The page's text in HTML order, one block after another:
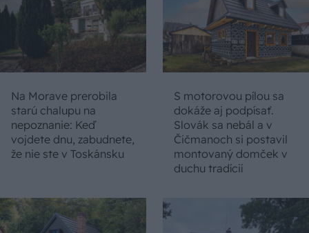
Na Morave prerobila
starú chalupu na
nepoznanie: Keď
vojdete dnu, zabudnete,
že nie ste v Toskánsku
S motorovou pílou sa
dokáže aj podpísať.
Slovák sa nebál a v
Čičmanoch si postavil
montovaný domček v
duchu tradícií